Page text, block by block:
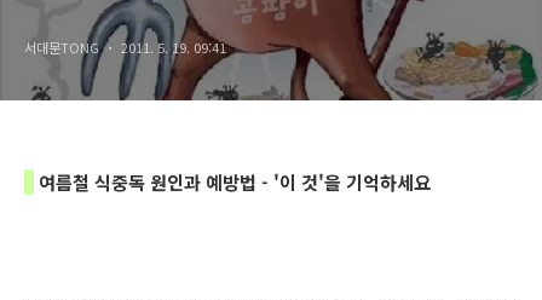
서대문TONG 2011. 5. 19. 09:41
여름철 식중독 원인과 예방법 - '이 것'을 기억하세요